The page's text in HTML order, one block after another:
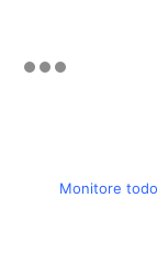
Monitore